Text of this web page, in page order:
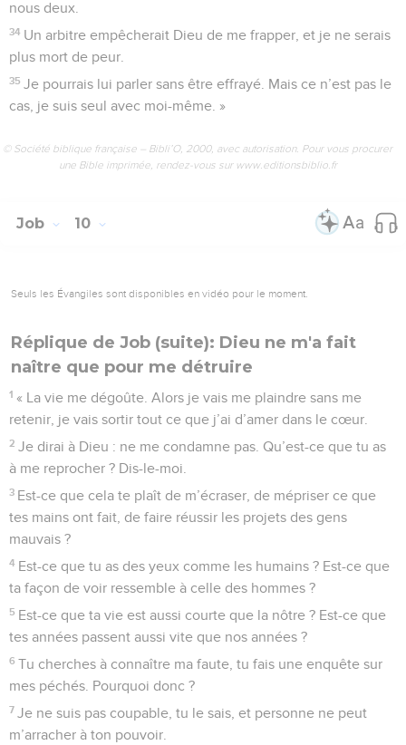
nous deux.
34 Un arbitre empêcherait Dieu de me frapper, et je ne serais
plus mort de peur.
35 Je pourrais lui parler sans être effrayé. Mais ce n’est pas le
cas, je suis seul avec moi-même. »
© Société biblique française – Bibli’O, 2000, avec autorisation. Pour vous procurer
une Bible imprimée, rendez-vous sur www.editionsbiblio.fr
Job 10
Seuls les Évangiles sont disponibles en vidéo pour le moment.
Réplique de Job (suite): Dieu ne m'a fait
naître que pour me détruire
1 « La vie me dégoûte. Alors je vais me plaindre sans me
retenir, je vais sortir tout ce que j’ai d’amer dans le cœur.
2 Je dirai à Dieu : ne me condamne pas. Qu’est-ce que tu as
à me reprocher ? Dis-le-moi.
3 Est-ce que cela te plaît de m’écraser, de mépriser ce que
tes mains ont fait, de faire réussir les projets des gens
mauvais ?
4 Est-ce que tu as des yeux comme les humains ? Est-ce que
ta façon de voir ressemble à celle des hommes ?
5 Est-ce que ta vie est aussi courte que la nôtre ? Est-ce que
tes années passent aussi vite que nos années ?
6 Tu cherches à connaître ma faute, tu fais une enquête sur
mes péchés. Pourquoi donc ?
7 Je ne suis pas coupable, tu le sais, et personne ne peut
m’arracher à ton pouvoir.